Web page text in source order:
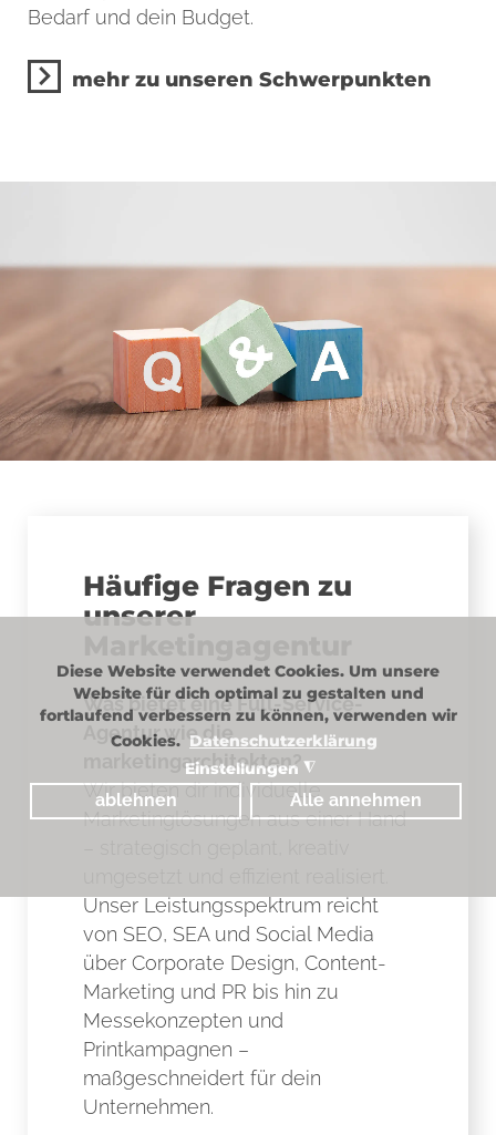
Diese Website verwendet Cookies. Um unsere
Website für dich optimal zu gestalten und
fortlaufend verbessern zu können, verwenden wir
Cookies. Datenschutzerklärung
Einstellungen ◮
ablehnen Alle annehmen
Bedarf und dein Budget.
mehr zu unseren Schwerpunkten
Häufige Fragen zu
unserer
Was bietet eine Full-Service-
Agentur wie die
marketingarchitekten?
Wir bieten dir individuelle
Marketinglösungen aus einer Hand
Unser Leistungsspektrum reicht
von SEO, SEA und Social Media
über Corporate Design, Content-
Marketing und PR bis hin zu
Messekonzepten und
Printkampagnen –
maßgeschneidert für dein
Unternehmen.